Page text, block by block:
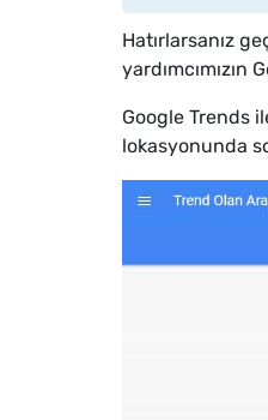
Hatırlarsanız
Google Trends
lokasyonunda